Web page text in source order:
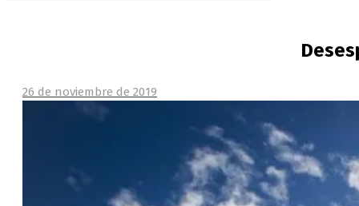
26 de noviembre de 2019